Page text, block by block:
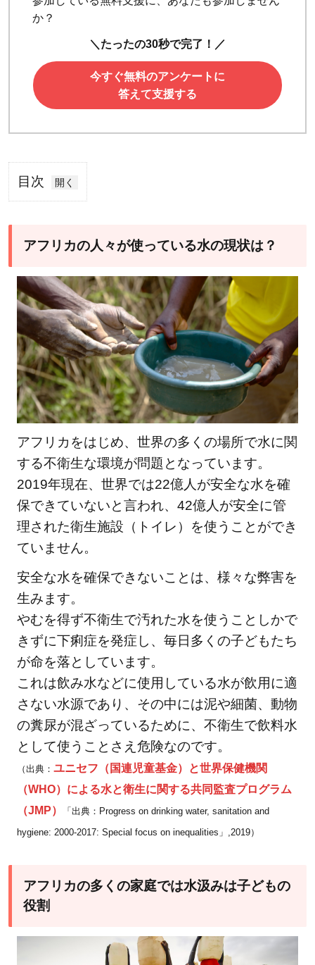
か？
＼たったの30秒で完了！／
今すぐ無料のアンケートに
答えて支援する
目次
1
リカ
人々
が使
って
いる
水の
現状
は？
2
フ
リ
カ
の
多
の
家
庭
で
は
水
汲
み
は
子
ど
の
役
割
みや
伝い
アフリカの人々が使っている水の現状は？
アフリカをはじめ、世界の多くの場所で水に関
する不衛生な環境が問題となっています。
2019年現在、世界では22億人が安全な水を確
保できていないと言われ、42億人が安全に管
理された衛生施設（トイレ）を使うことができ
ていません。
安全な水を確保できないことは、様々な弊害を
生みます。
やむを得ず不衛生で汚れた水を使うことしかで
きずに下痢症を発症し、毎日多くの子どもたち
が命を落としています。
これは飲み水などに使用している水が飲用に適
さない水源であり、その中には泥や細菌、動物
の糞尿が混ざっているために、不衛生で飲料水
として使うことさえ危険なのです。
（出典： ユニセフ（国連児童基金）と世界保健機関
（WHO）による水と衛生に関する共同監査プログラム
（JMP）
「出典：Progress on drinking water, sanitation and
hygiene: 2000-2017: Special focus on inequalities」,2019）
アフリカの多くの家庭では水汲みは子どもの
役割